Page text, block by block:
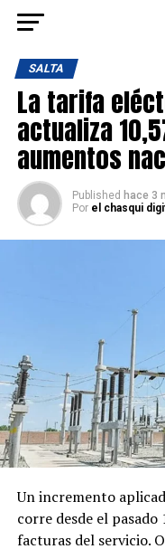
SALTA
La tarifa
actualiza
aumentos
Published hace 3
Por el chasqui
Un incremento
corre desde el
facturas del servicio.